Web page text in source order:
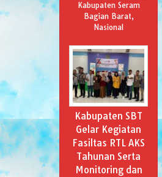
Kabupaten Seram
Bagian Barat,
Nasional
Kabupaten SBT
Gelar Kegiatan
Fasiltas RTL AKS
Tahunan Serta
Monitoring dan